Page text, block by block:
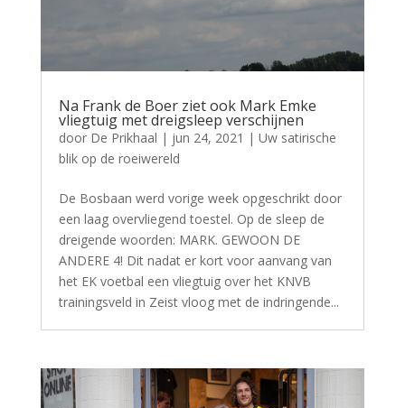
Na Frank de Boer ziet ook Mark Emke
vliegtuig met dreigsleep verschijnen
door De Prikhaal | jun 24, 2021 | Uw satirische
blik op de roeiwereld
De Bosbaan werd vorige week opgeschrikt door
een laag overvliegend toestel. Op de sleep de
dreigende woorden: MARK. GEWOON DE
ANDERE 4! Dit nadat er kort voor aanvang van
het EK voetbal een vliegtuig over het KNVB
trainingsveld in Zeist vloog met de indringende...